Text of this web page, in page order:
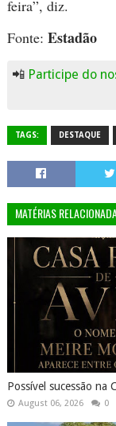
feira”, diz.
Fonte: Estadão
📲 Participe do
TAGS: DESTAQUE
MATÉRIAS
Possível sucessão na
August 06, 2026 0